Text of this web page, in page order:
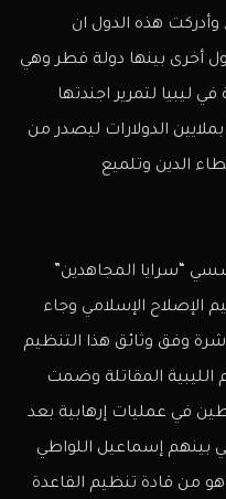
وأدركت هذه الدول ان
أخرى بينها دولة قطر وهي
ليبيا لتمرير اجندتها
الدولارات ليصدر من
الدين وتلميع
“سرايا المجاهدين”
الإصلاح الإسلامي وجاء
وفق وثائق هذا التنظيم
المقاتلة وضمت
في عمليات إرهابية بعد
بينهم إسماعيل اللواطي
من قادة تنظيم القاعدة